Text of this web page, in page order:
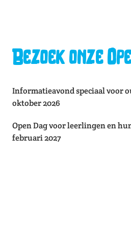
Bezoek onze
Informatieavond speciaal voor
oktober 2026
Open Dag voor leerlingen en
februari 2027